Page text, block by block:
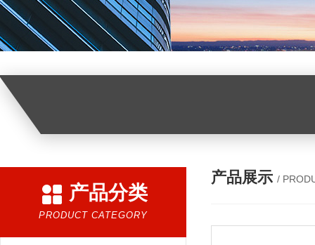
产品分类
PRODUCT CATEGORY
产品展示 /